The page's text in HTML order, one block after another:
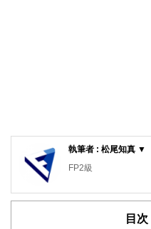
執筆者 : 松尾知真 ▼
FP2級
目次